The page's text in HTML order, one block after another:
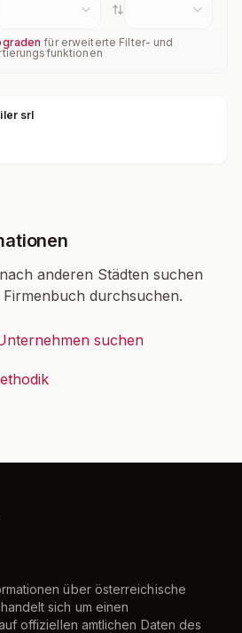
für erweiterte Filter- und
srl
anderen Städten suchen
Firmenbuch durchsuchen.
suchen
über österreichische
sich um einen
offiziellen amtlichen Daten des